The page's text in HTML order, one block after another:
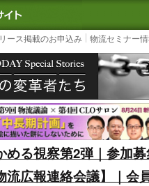
最大の物流ニュースサイト
3PL, SCM
ース掲載のお申込み 物流セミナー
る視察第2弾｜参加
広報連絡会議】｜会